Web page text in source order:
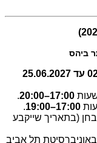
17:00–20:00
.
17:00–19:00
.
(בתאריך שייקבע
באוניברסיטת תל אביב